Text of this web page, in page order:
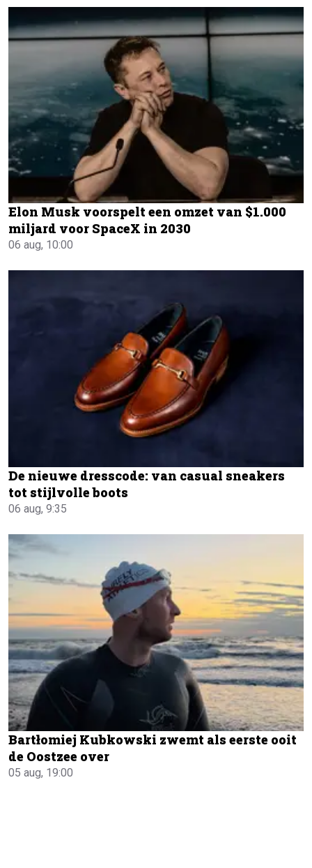
Elon Musk voorspelt een omzet van $1.000
miljard voor SpaceX in 2030
06 aug, 10:00
De nieuwe dresscode: van casual sneakers
tot stijlvolle boots
06 aug, 9:35
Bartłomiej Kubkowski zwemt als eerste ooit
de Oostzee over
05 aug, 19:00